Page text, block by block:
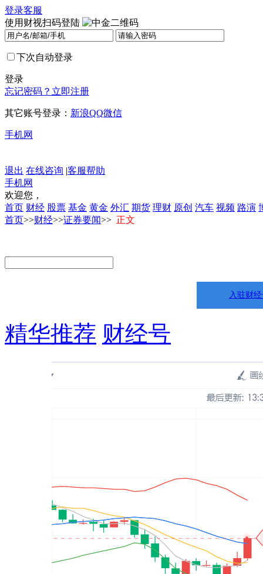
登录客服
使用财视扫码登陆
下次自动登录
登录
忘记密码？ 立即注册
其它账号登录： 新浪QQ微信
手机网
退出 在线咨询 |客服帮助
手机网
欢迎您，
首页 财经 股票 基金 黄金 外汇 期货 理财 原创 汽车 视频 路演
首页>>财经>>证券要闻>> 正文
入驻财
精华推荐 财经号